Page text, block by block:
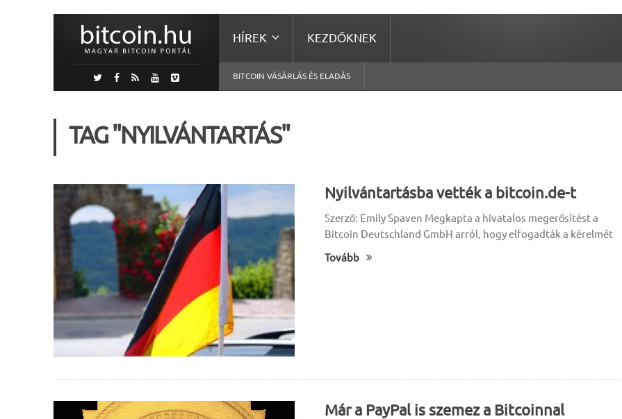
HÍREK KEZDŐKNEK
BITCOIN VÁSÁRLÁS ÉS ELADÁS
TAG "NYILVÁNTARTÁS"
Nyilvántartásba vették a bitcoin.de-t
Szerző: Emily Spaven Megkapta a hivatalos megerősítést a
Bitcoin Deutschland GmbH arról, hogy elfogadták a kérelmét
Tovább
Már a PayPal is szemez a Bitcoinnal